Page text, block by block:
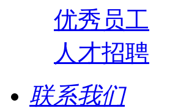
优秀员工
人才招聘
联系我们